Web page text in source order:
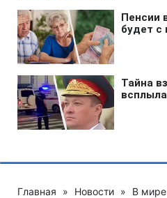
Главная » Новости » В мире